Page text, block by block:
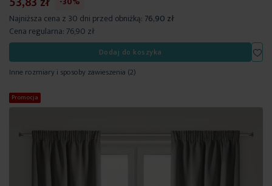
Najniższa cena z 30 dni przed obniżką: 76,90 zł
Cena regularna: 76,90 zł
Dodaj do koszyka
Inne rozmiary i sposoby zawieszenia (2)
Promocja